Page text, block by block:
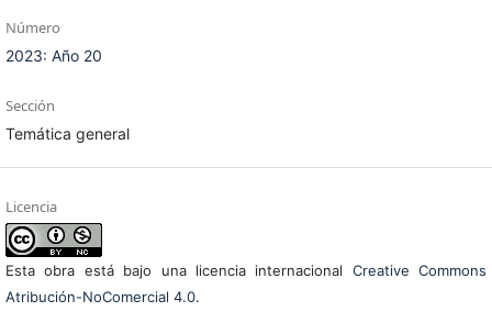
Número
2023: Año 20
Sección
Temática general
Licencia
Esta obra está bajo una licencia internacional Creative Commons
Atribución-NoComercial 4.0.